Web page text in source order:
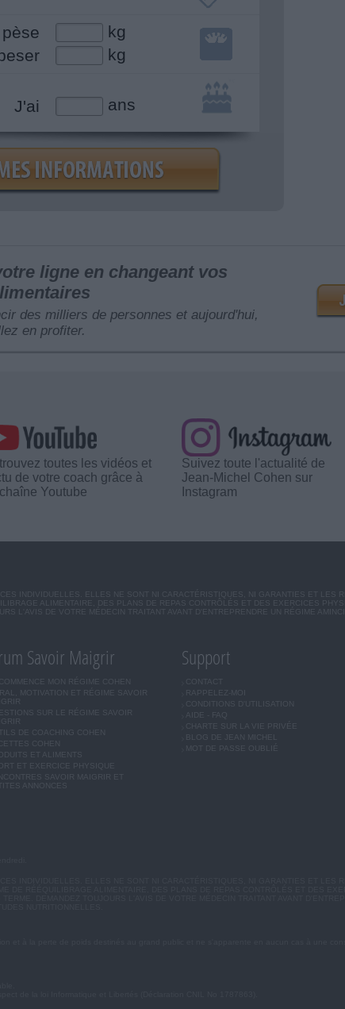
kg
kg
J'ai ans
ligne en changeant vos
des milliers de personnes et aujourd'hui,
en profiter.
toutes les vidéos et
de votre coach grâce à
Youtube
Suivez toute l'actualité de
Jean-Michel Cohen sur
Instagram
INDIVIDUELLES. ELLES NE SONT NI CARACTÉRISTIQUES, NI GARANTIES ET LES
ALIMENTAIRE, DES PLANS DE REPAS CONTRÔLÉS ET DES EXERCICES
L'AVIS DE VOTRE MÉDECIN TRAITANT AVANT D'ENTREPRENDRE UN RÉGIME
Savoir Maigrir
COMMENCE MON RÉGIME COHEN
MOTIVATION ET RÉGIME SAVOIR
SUR LE RÉGIME SAVOIR
DE COACHING COHEN
COHEN
ET ALIMENTS
ET EXERCICE PHYSIQUE
SAVOIR MAIGRIR ET
ANNONCES
Support
CONTACT
RAPPELEZ-MOI
CONDITIONS D'UTILISATION
AIDE - FAQ
CHARTE SUR LA VIE PRIVÉE
BLOG DE JEAN MICHEL
MOT DE PASSE OUBLIÉ